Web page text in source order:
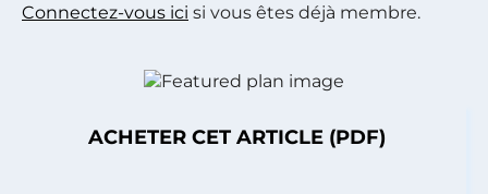
Connectez-vous ici si vous êtes déjà membre.
ACHETER CET ARTICLE (PDF)